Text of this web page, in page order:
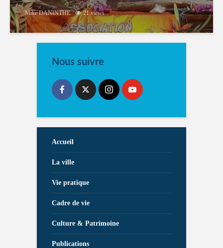
Mike DANINTHE 21 views
Nous suivre
Accueil
La ville
Vie pratique
Cadre de vie
Culture & Patrimoine
Publications